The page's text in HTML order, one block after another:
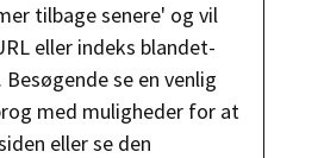
tilbage senere' og vil
eller indeks blandet-
se en venlig
med muligheder for at
eller se den